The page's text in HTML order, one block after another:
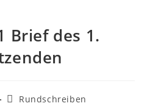
Brief des 1.
Beitrags-
Rundschreiben